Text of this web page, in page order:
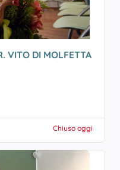
VITO DI MOLFETTA
Chiuso oggi